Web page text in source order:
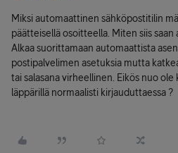
Miksi automaattinen sähköpostitilin
päätteisellä osoitteella. Miten siis
Alkaa suorittamaan automaattista
postipalvelimen asetuksia mutta
tai salasana virheellinen. Eikös nuo
läppärillä normaalisti kirjauduttaessa ?